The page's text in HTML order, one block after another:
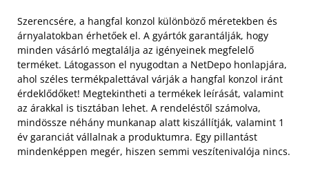
Szerencsére, a hangfal konzol különböző méretekben és
árnyalatokban érhetőek el. A gyártók garantálják, hogy
minden vásárló megtalálja az igényeinek megfelelő
terméket. Látogasson el nyugodtan a NetDepo honlapjára,
ahol széles termékpalettával várják a hangfal konzol iránt
érdeklődőket! Megtekintheti a termékek leírását, valamint
az árakkal is tisztában lehet. A rendeléstől számolva,
mindössze néhány munkanap alatt kiszállítják, valamint 1
év garanciát vállalnak a produktumra. Egy pillantást
mindenképpen megér, hiszen semmi veszítenivalója nincs.